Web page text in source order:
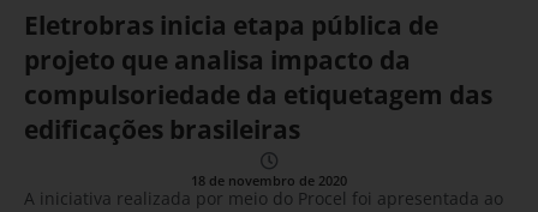
Eletrobras inicia etapa pública de
projeto que analisa impacto da
compulsoriedade da etiquetagem das
edificações brasileiras
18 de novembro de 2020
A iniciativa realizada por meio do Procel foi apresentada ao